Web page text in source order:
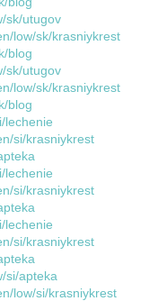
sk/utugov
low/sk/krasniykrest
blog
sk/utugov
low/sk/krasniykrest
blog
lechenie
si/krasniykrest
lechenie
si/krasniykrest
lechenie
si/krasniykrest
si/apteka
low/si/krasniykrest